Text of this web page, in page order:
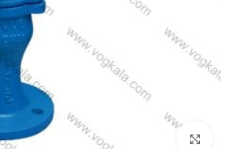
برای بزرگنمایی کلیک کنید